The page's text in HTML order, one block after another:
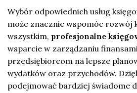
Wybór odpowiednich usług
może znacznie wspomóc rozwój
wszystkim, profesjonalne
wsparcie w zarządzaniu
przedsiębiorcom na lepsze
wydatków oraz przychodów.
podejmować bardziej świadome